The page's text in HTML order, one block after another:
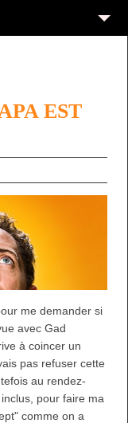
EST
me demander si
avec Gad
à coincer un
pas refuser cette
au rendez-
pour faire ma
comme on a